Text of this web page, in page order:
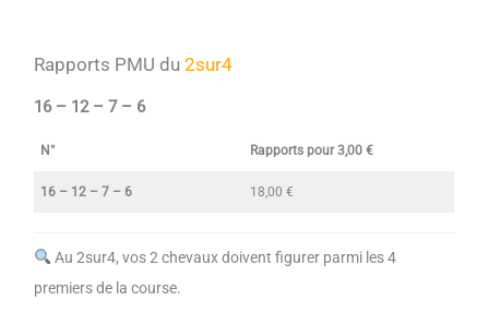
Rapports PMU du2sur4
16 – 12 – 7 – 6
N° Rapports pour 3,00 €
16 – 12 – 7 – 6 18,00 €
Au 2sur4, vos 2 chevaux doivent figurer parmi les 4
premiers de la course.